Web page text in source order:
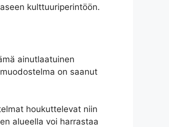
kulttuuriperintöön.
ainutlaatuinen
on saanut
houkuttelevat niin
alueella voi harrastaa